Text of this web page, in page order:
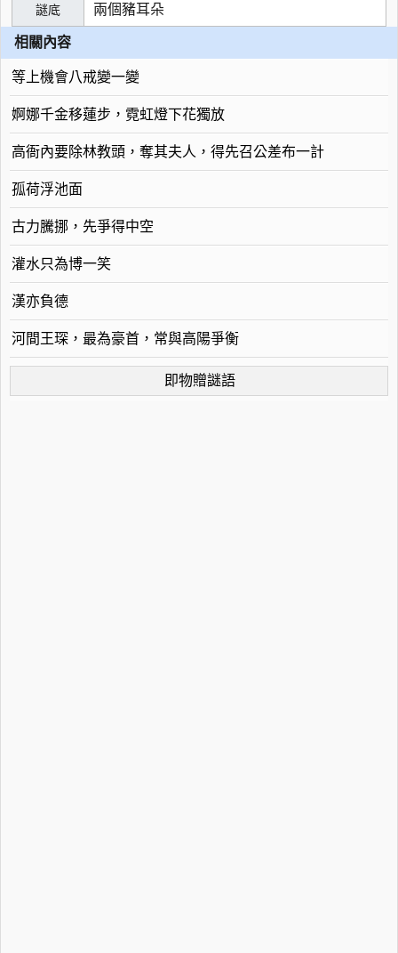
謎底 兩個豬耳朵
相關內容
等上機會八戒變一變
婀娜千金移蓮步，霓虹燈下花獨放
高衙內要除林教頭，奪其夫人，得先召公差布一計
孤荷浮池面
古力騰挪，先爭得中空
灌水只為博一笑
漢亦負德
河間王琛，最為豪首，常與高陽爭衡
即物贈謎語